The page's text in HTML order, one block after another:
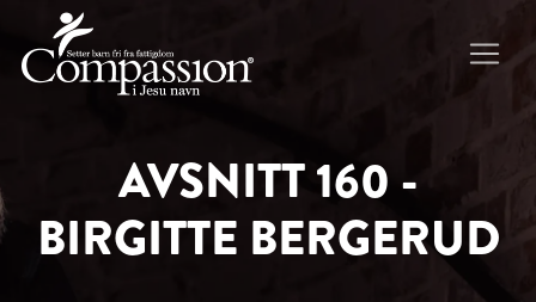
AVSNITT 160 -
BIRGITTE BERGERUD